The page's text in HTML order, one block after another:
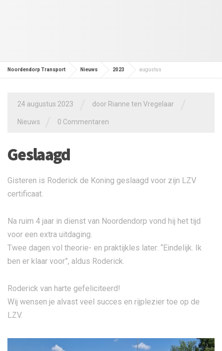
Noordendorp Transport Nieuws 2023 augustus
24 augustus 2023 door Rianne ten Vregelaar
Nieuws 0 Commentaren
Geslaagd
Gisteren is Roderick de Koning geslaagd voor zijn LZV
certificaat.
Na ruim 4 jaar in dienst van Noordendorp vond hij het tijd
voor een extra uitdaging.
Twee dagen vol theorie- en praktijkles later: “Eindelijk. Ik
ben er klaar voor”, aldus Roderick.
Roderick van harte gefeliciteerd!
Wij wensen je alvast veel succes en rijplezier toe op de
LZV.